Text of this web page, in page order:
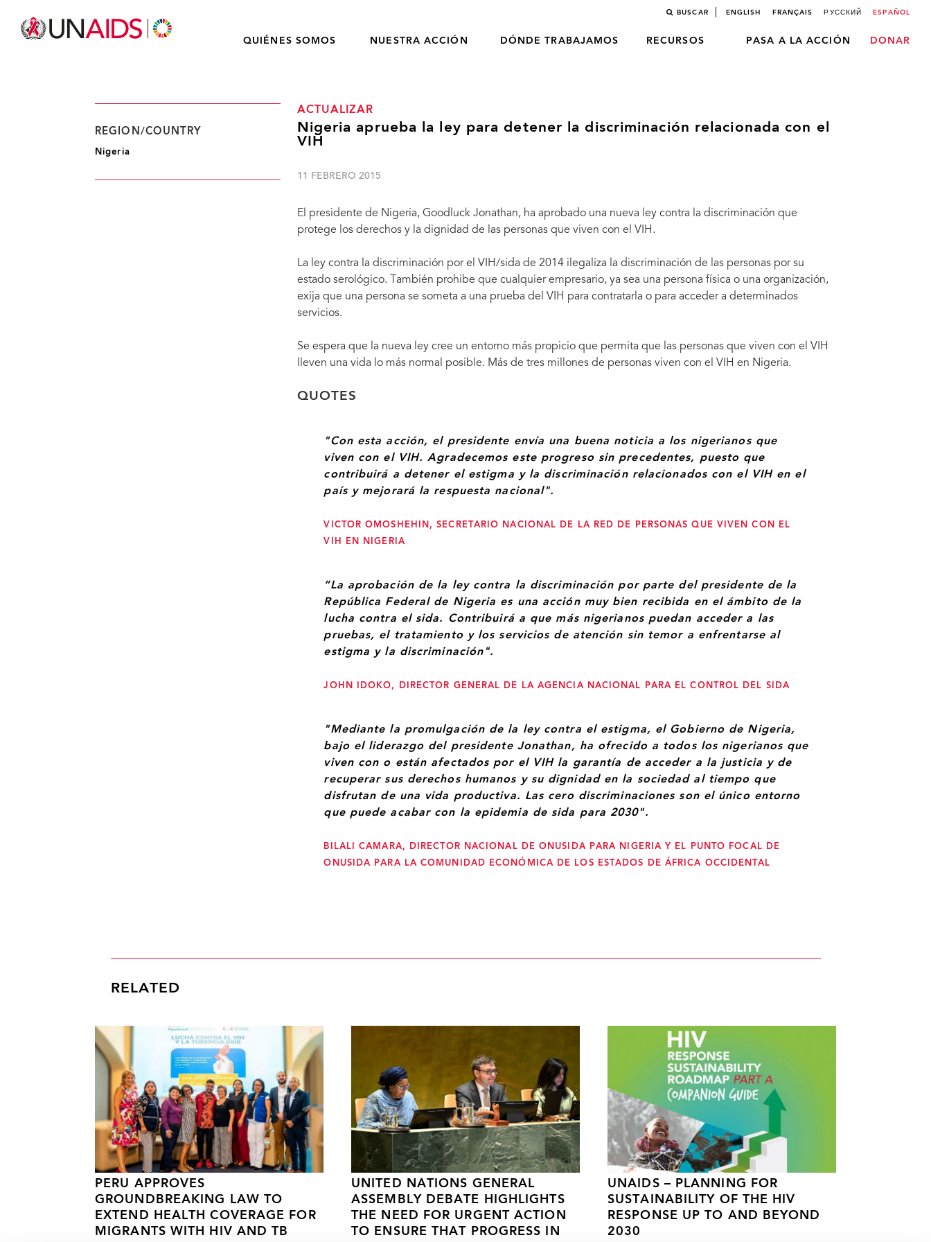
BUSCAR ENGLISH FRANÇAIS РУССКИЙ ESPAÑOL
QUIÉNES SOMOS NUESTRA ACCIÓN DÓNDE TRABAJAMOS RECURSOS PASA A LA ACCIÓN DONAR
ACTUALIZAR
Nigeria aprueba la ley para detener la discriminación relacionada con el
VIH
11 FEBRERO 2015
El presidente de Nigeria, Goodluck Jonathan, ha aprobado una nueva ley contra la discriminación que
protege los derechos y la dignidad de las personas que viven con el VIH.
La ley contra la discriminación por el VIH/sida de 2014 ilegaliza la discriminación de las personas por su
estado serológico. También prohibe que cualquier empresario, ya sea una persona física o una organización,
exija que una persona se someta a una prueba del VIH para contratarla o para acceder a determinados
servicios.
Se espera que la nueva ley cree un entorno más propicio que permita que las personas que viven con el VIH
lleven una vida lo más normal posible. Más de tres millones de personas viven con el VIH en Nigeria.
QUOTES
"Con esta acción, el presidente envía una buena noticia a los nigerianos que
viven con el VIH. Agradecemos este progreso sin precedentes, puesto que
contribuirá a detener el estigma y la discriminación relacionados con el VIH en el
país y mejorará la respuesta nacional".
VICTOR OMOSHEHIN, SECRETARIO NACIONAL DE LA RED DE PERSONAS QUE VIVEN CON EL
VIH EN NIGERIA
“La aprobación de la ley contra la discriminación por parte del presidente de la
República Federal de Nigeria es una acción muy bien recibida en el ámbito de la
lucha contra el sida. Contribuirá a que más nigerianos puedan acceder a las
pruebas, el tratamiento y los servicios de atención sin temor a enfrentarse al
estigma y la discriminación".
JOHN IDOKO, DIRECTOR GENERAL DE LA AGENCIA NACIONAL PARA EL CONTROL DEL SIDA
"Mediante la promulgación de la ley contra el estigma, el Gobierno de Nigeria,
bajo el liderazgo del presidente Jonathan, ha ofrecido a todos los nigerianos que
viven con o están afectados por el VIH la garantía de acceder a la justicia y de
recuperar sus derechos humanos y su dignidad en la sociedad al tiempo que
disfrutan de una vida productiva. Las cero discriminaciones son el único entorno
que puede acabar con la epidemia de sida para 2030".
BILALI CAMARA, DIRECTOR NACIONAL DE ONUSIDA PARA NIGERIA Y EL PUNTO FOCAL DE
ONUSIDA PARA LA COMUNIDAD ECONÓMICA DE LOS ESTADOS DE ÁFRICA OCCIDENTAL
REGION/COUNTRY
Nigeria
RELATED
PERU APPROVES
GROUNDBREAKING LAW TO
EXTEND HEALTH COVERAGE FOR
MIGRANTS WITH HIV AND TB
UNITED NATIONS GENERAL
ASSEMBLY DEBATE HIGHLIGHTS
THE NEED FOR URGENT ACTION
TO ENSURE THAT PROGRESS IN
UNAIDS – PLANNING FOR
SUSTAINABILITY OF THE HIV
RESPONSE UP TO AND BEYOND
2030